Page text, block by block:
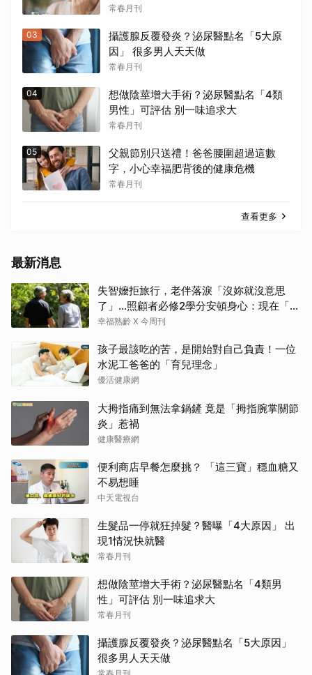
常春月刊
03
攝護腺反覆發炎？泌尿醫點名「5大原
因」 很多男人天天做
常春月刊
04
想做陰莖增大手術？泌尿醫點名「4類
男性」可評估 別一味追求大
常春月刊
05
父親節別只送禮！爸爸腰圍超過這數
字，小心幸福肥背後的健康危機
常春月刊
查看更多
最新消息
失智嬤拒旅行，老伴落淚「沒妳就沒意思
了」…照顧者必修2學分安頓身心：現在「這
樣」就好了
幸福熟齡 X 今周刊
孩子最該吃的苦，是開始對自己負責！一位
水泥工爸爸的「育兒理念」
優活健康網
大拇指痛到無法拿鍋鏟 竟是「拇指腕掌關節
炎」惹禍
健康醫療網
便利商店早餐怎麼挑？ 「這三寶」穩血糖又
不易想睡
中天電視台
生髮品一停就狂掉髮？醫曝「4大原因」 出
現1情況快就醫
常春月刊
想做陰莖增大手術？泌尿醫點名「4類男
性」可評估 別一味追求大
常春月刊
攝護腺反覆發炎？泌尿醫點名「5大原因」
很多男人天天做